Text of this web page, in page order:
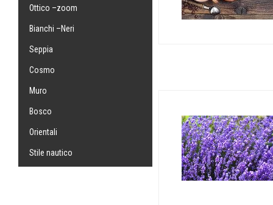
Ottico –zoom
Bianchi –Neri
Seppia
Cosmo
Muro
Bosco
Orientali
Stile nautico